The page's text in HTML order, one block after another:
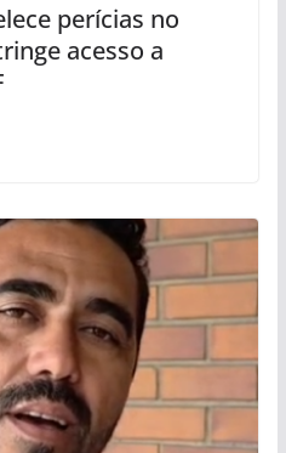
perícias no
acesso a